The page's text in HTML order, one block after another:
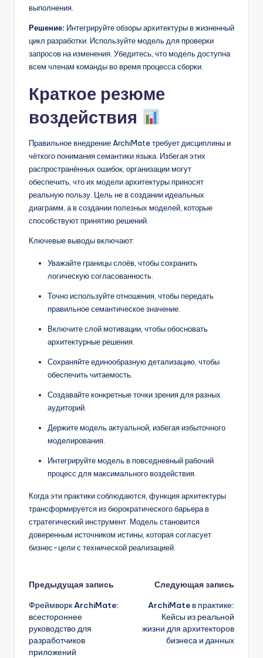
выполнения.
Решение: Интегрируйте обзоры архитектуры в жизненный
цикл разработки. Используйте модель для проверки
запросов на изменения. Убедитесь, что модель доступна
всем членам команды во время процесса сборки.
Краткое резюме
воздействия
Правильное внедрение ArchiMate требует дисциплины и
чёткого понимания семантики языка. Избегая этих
распространённых ошибок, организации могут
обеспечить, что их модели архитектуры приносят
реальную пользу. Цель не в создании идеальных
диаграмм, а в создании полезных моделей, которые
способствуют принятию решений.
Ключевые выводы включают:
Уважайте границы слоёв, чтобы сохранить
логическую согласованность.
Точно используйте отношения, чтобы передать
правильное семантическое значение.
Включите слой мотивации, чтобы обосновать
архитектурные решения.
Сохраняйте единообразную детализацию, чтобы
обеспечить читаемость.
Создавайте конкретные точки зрения для разных
аудиторий.
Держите модель актуальной, избегая избыточного
моделирования.
Интегрируйте модель в повседневный рабочий
процесс для максимального воздействия.
Когда эти практики соблюдаются, функция архитектуры
трансформируется из бюрократического барьера в
стратегический инструмент. Модель становится
доверенным источником истины, которая согласует
бизнес-цели с технической реализацией.
Навигация
записи
Предыдущая запись
Фреймворк ArchiMate:
всестороннее
руководство для
разработчиков
приложений
Следующая запись
ArchiMate в практике:
Кейсы из реальной
жизни для архитекторов
бизнеса и данных